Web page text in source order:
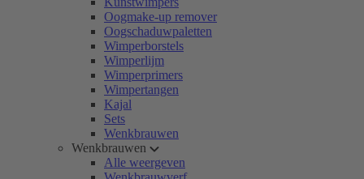
Oogmake-up remover
Oogschaduwpaletten
Wimperborstels
Wimperlijm
Wimperprimers
Wimpertangen
Kajal
Sets
Wenkbrauwen
Wenkbrauwen
Alle weergeven